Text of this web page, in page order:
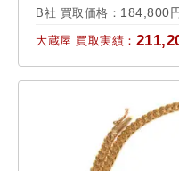
B社 買取価格： 184,800
大蔵屋 買取実績：